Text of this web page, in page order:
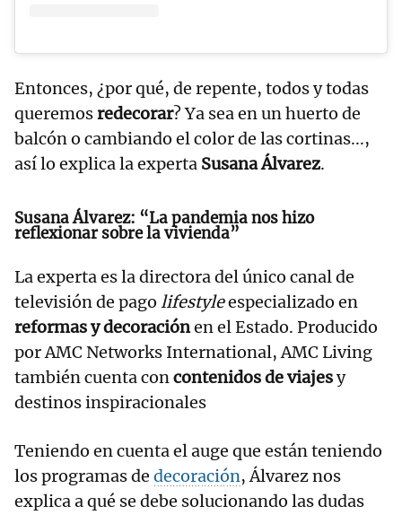
Entonces, ¿por qué, de repente, todos y todas
queremosredecorar? Ya sea en un huerto de
balcón o cambiando el color de las cortinas...,
así lo explica la experta Susana Álvarez.
Susana Álvarez: “La pandemia nos hizo
reflexionar sobre la vivienda”
La experta es la directora del único canal de
televisión de pago lifestyleespecializado en
reformas y decoraciónen el Estado. Producido
por AMC Networks International, AMC Living
también cuenta concontenidos de viajesy
destinos inspiracionales
Teniendo en cuenta el auge que están teniendo
los programas de decoración, Álvarez nos
explica a qué se debe solucionando las dudas